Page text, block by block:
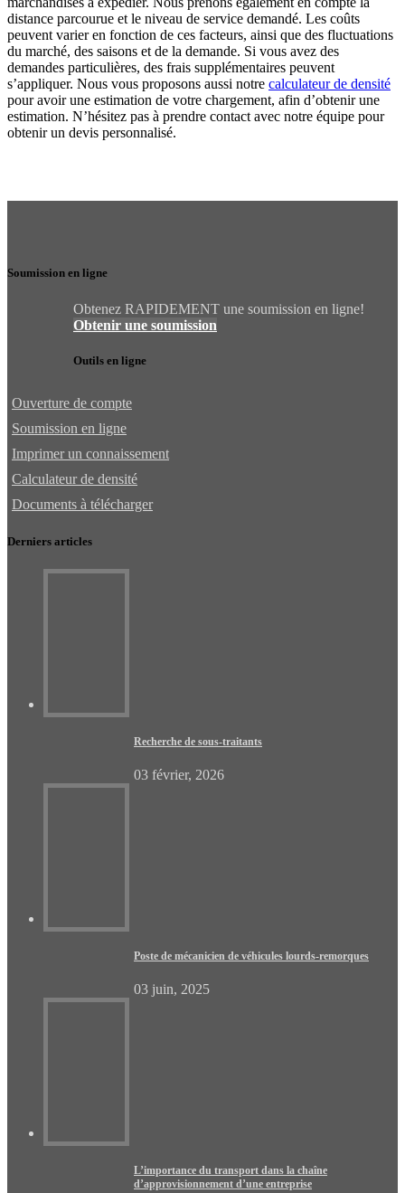
distance parcourue et le niveau de service demandé. Les coûts
peuvent varier en fonction de ces facteurs, ainsi que des fluctuations
du marché, des saisons et de la demande. Si vous avez des
demandes particulières, des frais supplémentaires peuvent
s’appliquer. Nous vous proposons aussi notre calculateur de densité
pour avoir une estimation de votre chargement, afin d’obtenir une
estimation. N’hésitez pas à prendre contact avec notre équipe pour
obtenir un devis personnalisé.
Soumission en ligne
Obtenez RAPIDEMENT une soumission en ligne!
Obtenir une soumission
Outils en ligne
Ouverture de compte
Soumission en ligne
Imprimer un connaissement
Calculateur de densité
Documents à télécharger
Derniers articles
Recherche de sous-traitants
03 février, 2026
Poste de mécanicien de véhicules lourds-remorques
03 juin, 2025
L’importance du transport dans la chaîne
d’approvisionnement d’une entreprise